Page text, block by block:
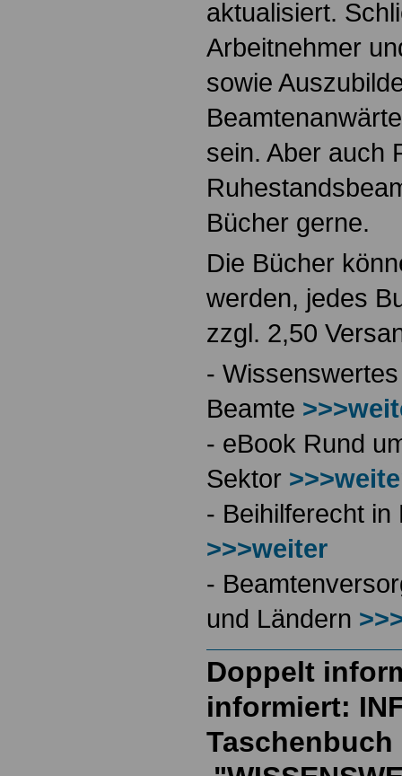
aktualisiert.
Arbeitnehmer
sowie
sein. Aber auch
Bücher gerne.
Die Bücher
werden, jedes
zzgl. 2,50
-
Beamte
- eBook Rund
Sektor
- Beihilferecht
>>>weiter
-
und Ländern
Doppelt
informiert:
Taschenbuch